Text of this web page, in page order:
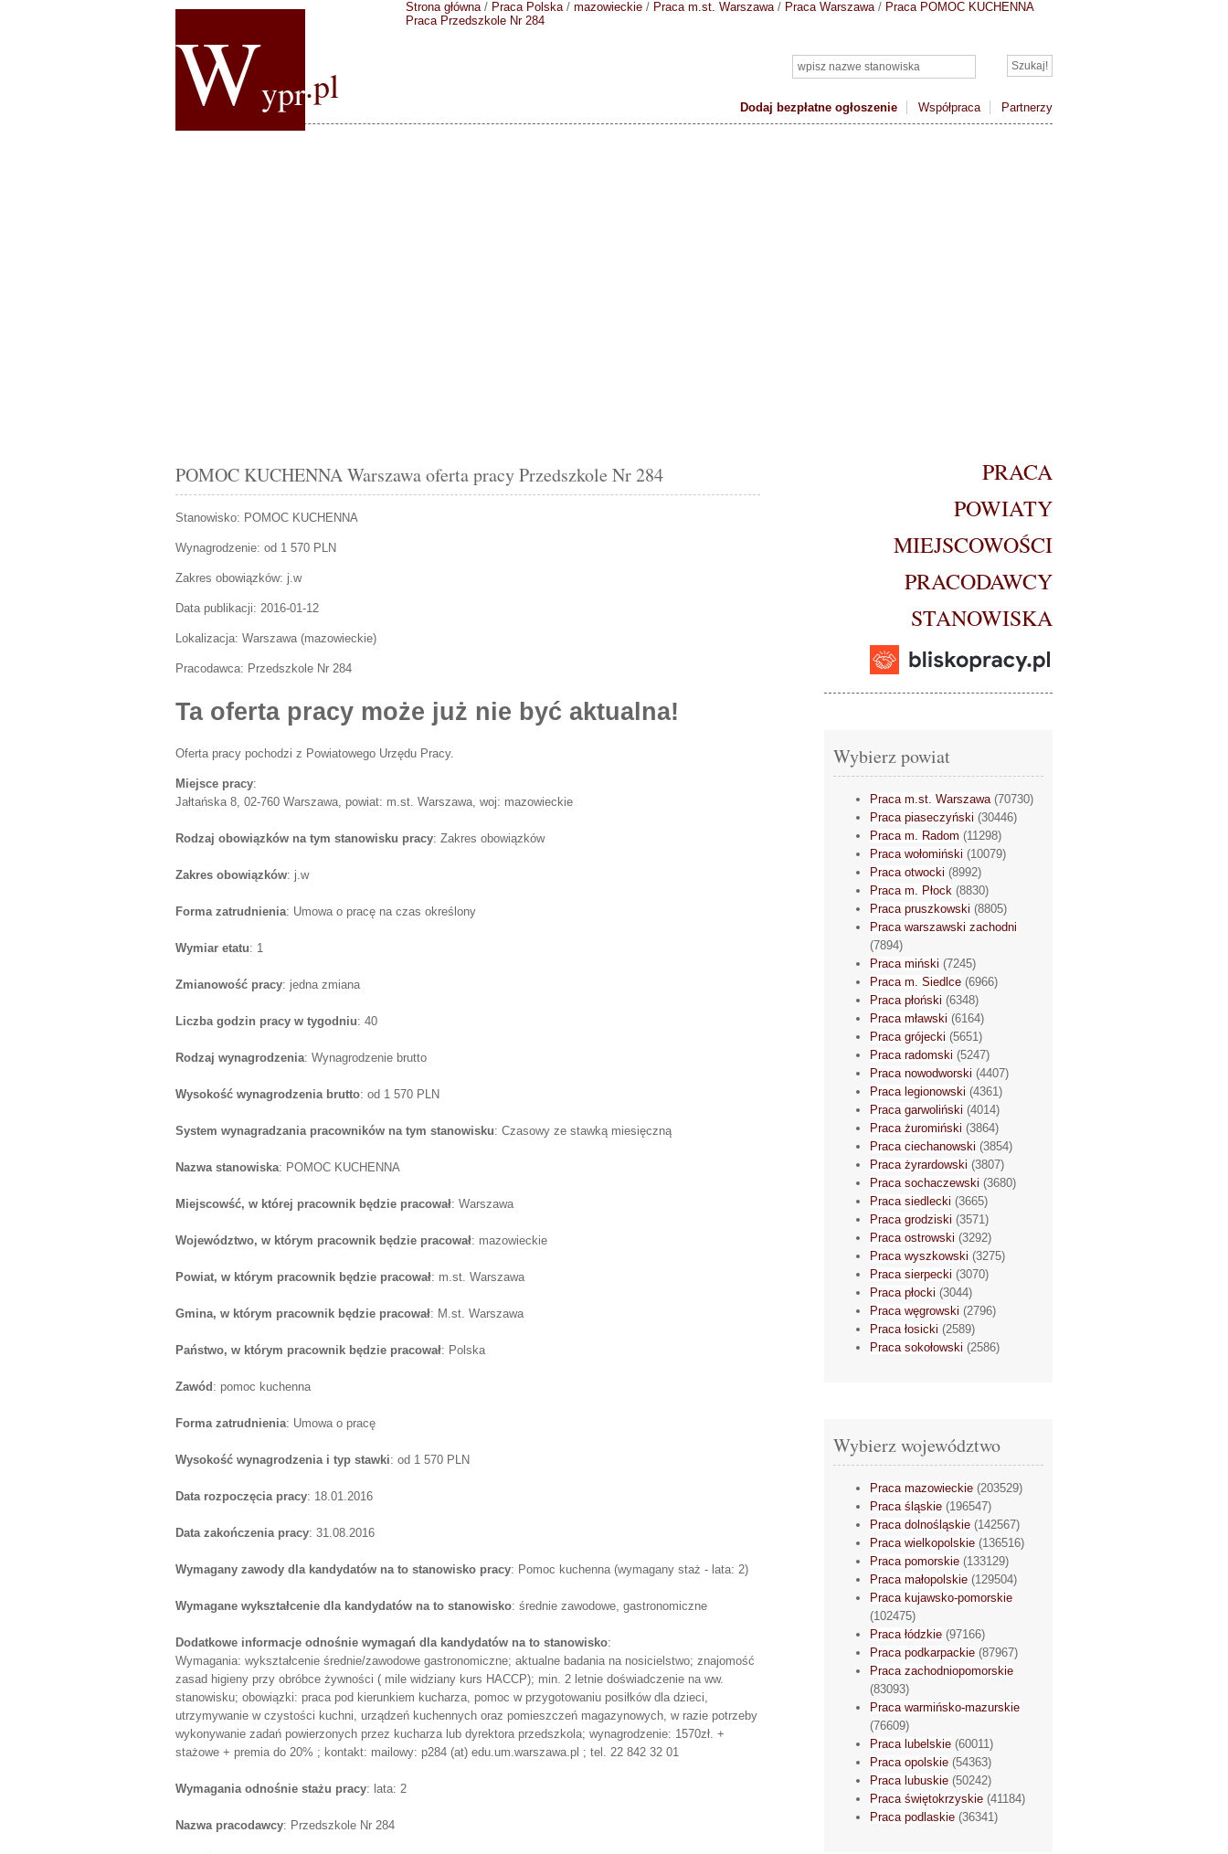
Wypr.pl
Dodaj bezpłatne ogłoszenie Współpraca Partnerzy
Strona główna/ Praca Polska/ mazowieckie / Praca m.st. Warszawa/ Praca Warszawa/ Praca POMOC KUCHENNA
Praca Przedszkole Nr 284
POMOC KUCHENNA Warszawa oferta pracy Przedszkole Nr 284
Stanowisko: POMOC KUCHENNA
Wynagrodzenie: od 1 570 PLN
Zakres obowiązków: j.w
Data publikacji: 2016-01-12
Lokalizacja: Warszawa(mazowieckie)
Pracodawca: Przedszkole Nr 284
Ta oferta pracy może już nie być aktualna!
Oferta pracy pochodzi z Powiatowego Urzędu Pracy.
Miejsce pracy:
Jałtańska 8, 02-760 Warszawa, powiat: m.st. Warszawa, woj: mazowieckie
Rodzaj obowiązków na tym stanowisku pracy: Zakres obowiązków
Zakres obowiązków: j.w
Forma zatrudnienia: Umowa o pracę na czas określony
Wymiar etatu: 1
Zmianowość pracy: jedna zmiana
Liczba godzin pracy w tygodniu: 40
Rodzaj wynagrodzenia: Wynagrodzenie brutto
Wysokość wynagrodzenia brutto: od 1 570 PLN
System wynagradzania pracowników na tym stanowisku: Czasowy ze stawką miesięczną
Nazwa stanowiska: POMOC KUCHENNA
Miejscowść, w której pracownik będzie pracował: Warszawa
Województwo, w którym pracownik będzie pracował: mazowieckie
Powiat, w którym pracownik będzie pracował: m.st. Warszawa
Gmina, w którym pracownik będzie pracował: M.st. Warszawa
Państwo, w którym pracownik będzie pracował: Polska
Zawód : pomoc kuchenna
Forma zatrudnienia: Umowa o pracę
Wysokość wynagrodzenia i typ stawki: od 1 570 PLN
Data rozpoczęcia pracy: 18.01.2016
Data zakończenia pracy: 31.08.2016
Wymagany zawody dla kandydatów na to stanowisko pracy: Pomoc kuchenna (wymagany staż - lata: 2)
Wymagane wykształcenie dla kandydatów na to stanowisko: średnie zawodowe, gastronomiczne
Dodatkowe informacje odnośnie wymagań dla kandydatów na to stanowisko:
Wymagania: wykształcenie średnie/zawodowe gastronomiczne; aktualne badania na nosicielstwo; znajomość
zasad higieny przy obróbce żywności ( mile widziany kurs HACCP); min. 2 letnie doświadczenie na ww.
stanowisku; obowiązki: praca pod kierunkiem kucharza, pomoc w przygotowaniu posiłków dla dzieci,
utrzymywanie w czystości kuchni, urządzeń kuchennych oraz pomieszczeń magazynowych, w razie potrzeby
wykonywanie zadań powierzonych przez kucharza lub dyrektora przedszkola; wynagrodzenie: 1570zł. +
stażowe + premia do 20% ; kontakt: mailowy: p284 (at) edu.um.warszawa.pl ; tel. 22 842 32 01
Wymagania odnośnie stażu pracy: lata: 2
Nazwa pracodawcy: Przedszkole Nr 284
PRACA
POWIATY
MIEJSCOWOŚCI
PRACODAWCY
STANOWISKA
Wybierz powiat
Praca m.st. Warszawa(70730)
Praca piaseczyński (30446)
Praca m. Radom (11298)
Praca wołomiński (10079)
Praca otwocki (8992)
Praca m. Płock (8830)
Praca pruszkowski (8805)
Praca warszawski zachodni
(7894)
Praca miński (7245)
Praca m. Siedlce (6966)
Praca płoński (6348)
Praca mławski (6164)
Praca grójecki (5651)
Praca radomski (5247)
Praca nowodworski (4407)
Praca legionowski (4361)
Praca garwoliński (4014)
Praca żuromiński (3864)
Praca ciechanowski (3854)
Praca żyrardowski (3807)
Praca sochaczewski (3680)
Praca siedlecki (3665)
Praca grodziski (3571)
Praca ostrowski (3292)
Praca wyszkowski (3275)
Praca sierpecki (3070)
Praca płocki (3044)
Praca węgrowski (2796)
Praca łosicki (2589)
Praca sokołowski (2586)
Wybierz województwo
Praca mazowieckie (203529)
Praca śląskie (196547)
Praca dolnośląskie (142567)
Praca wielkopolskie (136516)
Praca pomorskie (133129)
Praca małopolskie (129504)
Praca kujawsko-pomorskie
(102475)
Praca łódzkie (97166)
Praca podkarpackie (87967)
Praca zachodniopomorskie
(83093)
Praca warmińsko-mazurskie
(76609)
Praca lubelskie (60011)
Praca opolskie (54363)
Praca lubuskie (50242)
Praca świętokrzyskie (41184)
Praca podlaskie (36341)